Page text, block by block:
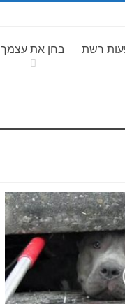
רשת בחן את עצמך